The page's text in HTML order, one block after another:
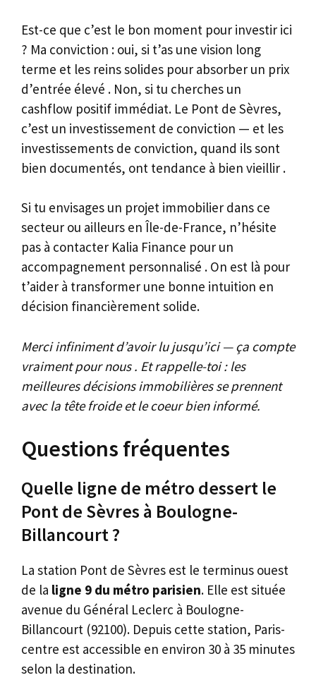
Est-ce que c’est le bon moment pour investir ici
? Ma conviction : oui, si t’as une vision long
terme et les reins solides pour absorber un prix
d’entrée élevé . Non, si tu cherches un
cashflow positif immédiat. Le Pont de Sèvres,
c’est un investissement de conviction — et les
investissements de conviction, quand ils sont
bien documentés, ont tendance à bien vieillir .
Si tu envisages un projet immobilier dans ce
secteur ou ailleurs en Île-de-France, n’hésite
pas à contacter Kalia Finance pour un
accompagnement personnalisé . On est là pour
t’aider à transformer une bonne intuition en
décision financièrement solide.
Merci infiniment d’avoir lu jusqu’ici — ça compte
vraiment pour nous . Et rappelle-toi : les
meilleures décisions immobilières se prennent
avec la tête froide et le coeur bien informé.
Questions fréquentes
Quelle ligne de métro dessert le
Pont de Sèvres à Boulogne-
Billancourt ?
La station Pont de Sèvres est le terminus ouest
de la ligne 9 du métro parisien. Elle est située
avenue du Général Leclerc à Boulogne-
Billancourt (92100). Depuis cette station, Paris-
centre est accessible en environ 30 à 35 minutes
selon la destination.